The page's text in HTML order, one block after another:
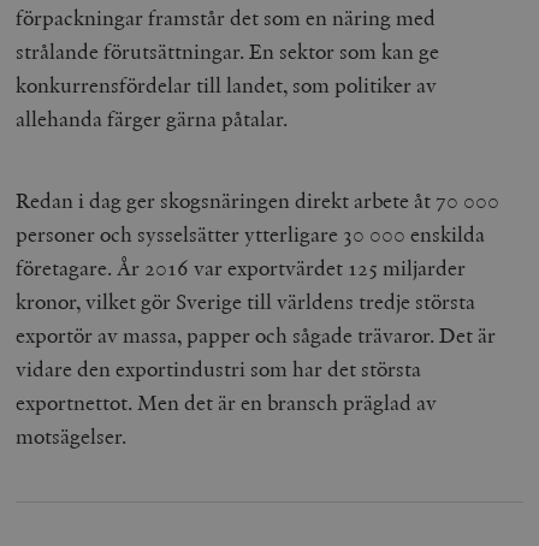
förpackningar framstår det som en näring med
strålande förutsättningar. En sektor som kan ge
konkurrensfördelar till landet, som politiker av
allehanda färger gärna påtalar.
Redan i dag ger skogsnäringen direkt arbete åt 70 000
personer och sysselsätter ytterligare 30 000 enskilda
företagare. År 2016 var exportvärdet 125 miljarder
kronor, vilket gör Sverige till världens tredje största
exportör av massa, papper och sågade trävaror. Det är
vidare den exportindustri som har det största
exportnettot. Men det är en bransch präglad av
motsägelser.